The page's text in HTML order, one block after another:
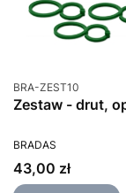
Kod produktu
BRA-ZEST10
Zestaw - drut,
PRODUCENT
BRADAS
Cena
43,00 zł